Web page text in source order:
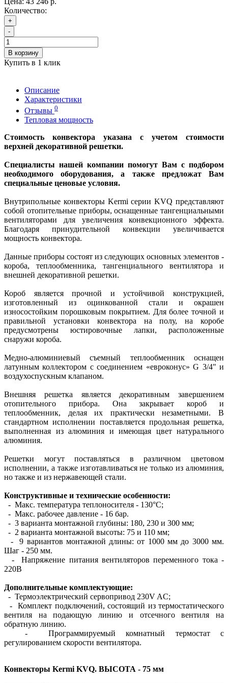
Количество:
+
-
В корзину
Купить в 1 клик
Описание
Характеристики
Отзывы 0
Тепловая мощность
Стоимость конвектора указана с учетом стоимости
верхней декоративной решетки.
Специалисты нашей компании помогут Вам с подбором
необходимого оборудования, а также предложат Вам
специальные ценовые условия.
Внутрипольные конвекторы Kermi серии KVQ представляют
собой отопительные приборы, оснащенные тангенциальными
вентиляторами для увеличения конвекционного эффекта.
Благодаря принудительной конвекции увеличивается
мощность конвектора.
Данные приборы состоят из следующих основных элементов -
короба, теплообменника, тангенциального вентилятора и
внешней декоративной решетки.
Короб является прочной и устойчивой конструкцией,
изготовленный из оцинкованной стали и окрашен
износостойким порошковым покрытием. Для более точной и
правильной установки конвектора на полу, на коробе
предусмотрены юстировочные лапки, расположенные
снаружи короба.
Медно-алюминиевый съемный теплообменник оснащен
латунным коллектором с соединением «евроконус» G 3/4" и
воздухоспускным клапаном.
Внешняя решетка является декоративным завершением
отопительного прибора. Она закрывает короб и
теплообменник, делая их практически незаметными. В
стандартном исполнении поставляется продольная решетка,
выполненная из алюминия и имеющая цвет натурального
алюминия.
Решетки могут поставляться в различном цветовом
исполнении, а также изготавливаться не только из алюминия,
но также и из нержавеющей стали.
Конструктивные и технические особенности:
- Макс. температура теплоносителя - 130°С;
- Макс. рабочее давление - 16 бар.
- 3 варианта монтажной глубины: 180, 230 и 300 мм;
- 2 варианта монтажной высоты: 75 и 110 мм;
- 9 вариантов монтажной длины: от 1000 мм до 3000 мм.
Шаг - 250 мм.
- Напряжение питания вентиляторов переменного тока -
220В
Дополнительные комплектующие:
- Термоэлектрический сервопривод 230V AC;
- Комплект подключений, состоящий из термостатического
вентиля на подающую линию и отсечного вентиля на
обратную линию.
- Программируемый комнатный термостат с
регулированием скорости вентилятора.
Конвекторы Kermi KVQ. ВЫСОТА - 75 мм